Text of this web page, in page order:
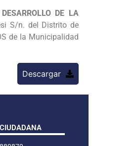
DE LA
S/n. del Distrito de
de la Municipalidad
Descargar